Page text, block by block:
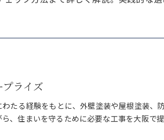
ライズ
わたる経験をもとに、外壁塗装や屋根塗装、
、住まいを守るために必要な工事を大阪で提